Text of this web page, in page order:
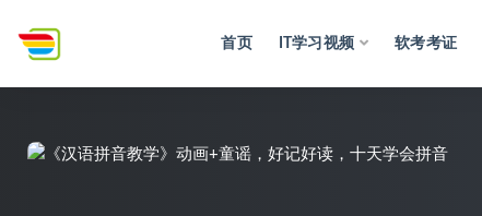
首页 IT学习视频 软考考证